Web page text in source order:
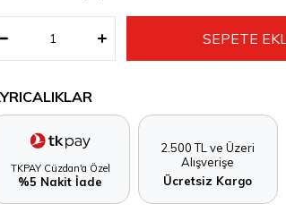
TKPAY Cüzdan'a Özel
%5 Nakit İade
2.500 TL ve Üzeri
Alışverişe
Ücretsiz Kargo